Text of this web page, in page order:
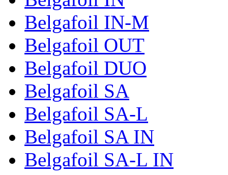
Belgafoil IN-M
Belgafoil OUT
Belgafoil DUO
Belgafoil SA
Belgafoil SA-L
Belgafoil SA IN
Belgafoil SA-L IN